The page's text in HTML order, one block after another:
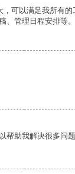
，可以满足我所有
、管理日程安排等。
帮助我解决很多问题